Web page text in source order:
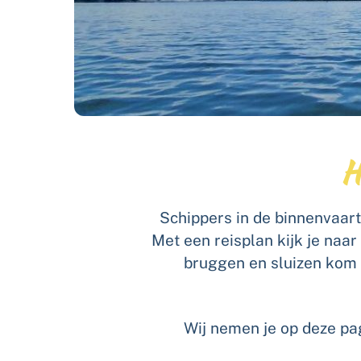
Schippers in de
Met een reisplan kijk je
bruggen en sluizen
Wij nemen je op deze